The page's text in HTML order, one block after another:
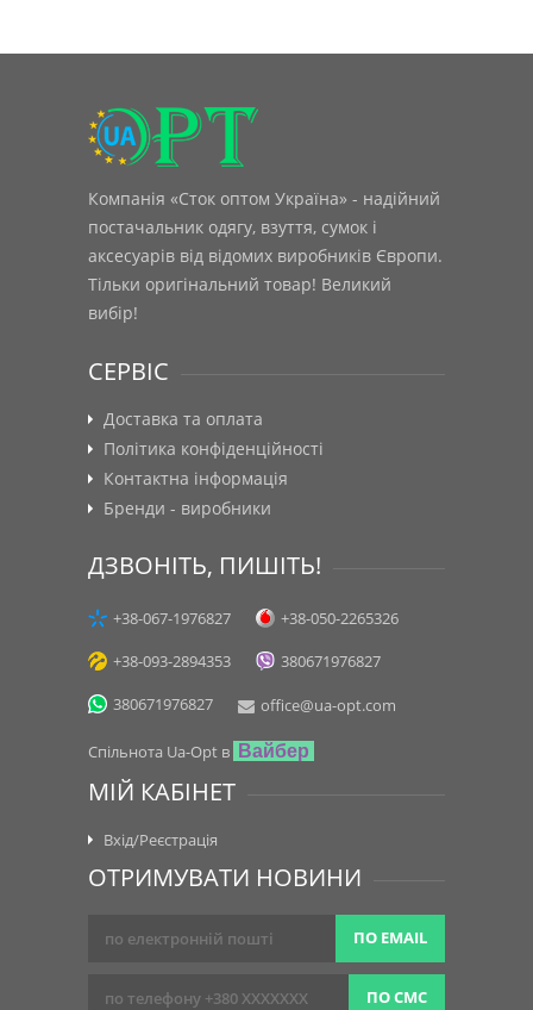
Компанія «Сток оптом Україна» - надійний
постачальник одягу, взуття, сумок і
аксесуарів від відомих виробників Європи.
Тільки оригінальний товар! Великий
вибір!
СЕРВІС
Доставка та оплата
Політика конфіденційності
Контактна інформація
Бренди - виробники
ДЗВОНІТЬ, ПИШІТЬ!
+38-067-1976827
+38-050-2265326
+38-093-2894353
380671976827
380671976827
office@ua-opt.com
Спільнота Ua-Opt в Вайбер
МІЙ КАБІНЕТ
Вхід/Реєстрація
ОТРИМУВАТИ НОВИНИ
ПО EMAIL
ПО СМС